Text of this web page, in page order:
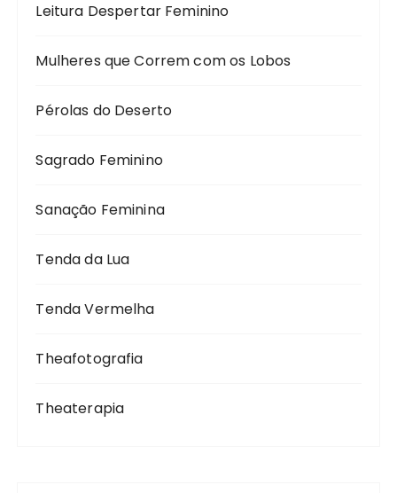
Leitura Despertar Feminino
Mulheres que Correm com os Lobos
Pérolas do Deserto
Sagrado Feminino
Sanação Feminina
Tenda da Lua
Tenda Vermelha
Theafotografia
Theaterapia